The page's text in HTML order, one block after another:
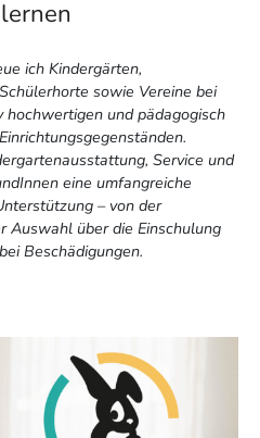
ich Kindergärten,
sowie Vereine bei
und pädagogisch
Service und
eine umfangreiche
– von der
Auswahl über die Einschulung
Beschädigungen.